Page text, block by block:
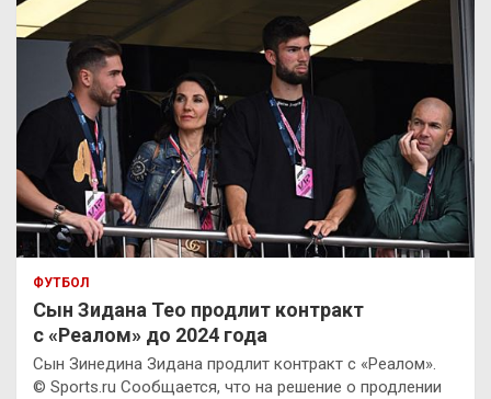
ФУТБОЛ
Сын Зидана Тео продлит контракт
с «Реалом» до 2024 года
Сын Зинедина Зидана продлит контракт с «Реалом».
© Sports.ru Сообщается, что на решение о продлении